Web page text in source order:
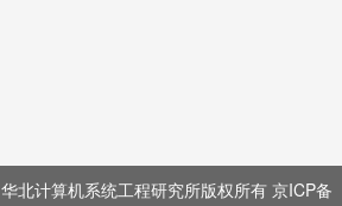
华北计算机系统工程研究所版权所有 京ICP备